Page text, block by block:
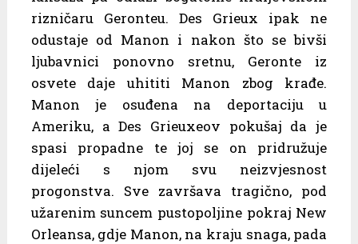
rizničaru Geronteu. Des Grieux ipak ne
odustaje od Manon i nakon što se bivši
ljubavnici ponovno sretnu, Geronte iz
osvete daje uhititi Manon zbog krađe.
Manon je osuđena na deportaciju u
Ameriku, a Des Grieuxeov pokušaj da je
spasi propadne te joj se on pridružuje
dijeleći s njom svu neizvjesnost
progonstva. Sve završava tragično, pod
užarenim suncem pustopoljine pokraj New
Orleansa, gdje Manon, na kraju snaga, pada